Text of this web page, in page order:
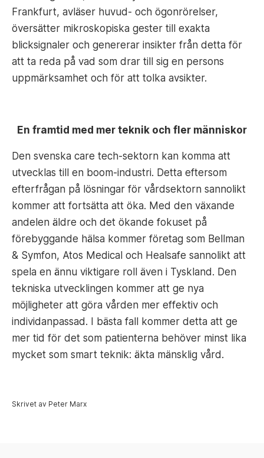
Frankfurt, avläser huvud- och ögonrörelser,
översätter mikroskopiska gester till exakta
blicksignaler och genererar insikter från detta för
att ta reda på vad som drar till sig en persons
uppmärksamhet och för att tolka avsikter.
En framtid med mer teknik och fler människor
Den svenska care tech-sektorn kan komma att
utvecklas till en boom-industri. Detta eftersom
efterfrågan på lösningar för vårdsektorn sannolikt
kommer att fortsätta att öka. Med den växande
andelen äldre och det ökande fokuset på
förebyggande hälsa kommer företag som Bellman
& Symfon, Atos Medical och Healsafe sannolikt att
spela en ännu viktigare roll även i Tyskland. Den
tekniska utvecklingen kommer att ge nya
möjligheter att göra vården mer effektiv och
individanpassad. I bästa fall kommer detta att ge
mer tid för det som patienterna behöver minst lika
mycket som smart teknik: äkta mänsklig vård.
Skrivet av Peter Marx